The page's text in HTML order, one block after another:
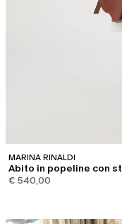
MARINA RINALDI
Abito in popeline con
€ 540,00